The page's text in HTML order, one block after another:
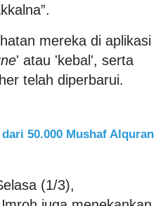
mereka di aplikasi
' atau 'kebal', serta
telah diperbarui.
50.000 Mushaf Alquran
(1/3),